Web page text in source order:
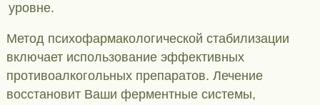
уровне.
Метод психофармакологической стабилизации
включает использование эффективных
противоалкогольных препаратов. Лечение
восстановит Ваши ферментные системы,